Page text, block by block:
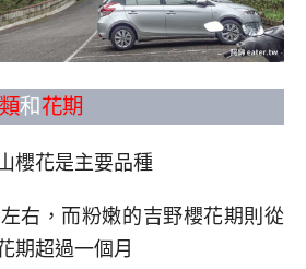
和 花期
櫻花是主要品種
右，而粉嫩的吉野櫻花期則從
期超過一個月